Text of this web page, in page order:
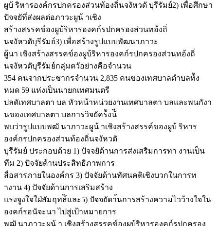
ผูบ้ ริหารองค์กรปกครองส่วนท้องถิ่นจงัหวดั บุรีรัมย์2) เพื่อศึกษา
ปัจจยัที่ส่งผลต่อภาวะผูน้ าเชิง
สร้างสรรคข์องผูบ้ริหารองคก์รปกครองส่วนทอ้งถิ่
นจงัหวดับุรีรัมย์3) เพื่อสร้างรูปแบบพัฒนาภาวะ
ผู้นา เชิงสร้างสรรคข์องผูบ้ริหารองคก์รปกครองส่วนทอ้งถิ่
นจงัหวดับุรีรัมย์กลุ่มตวัอย่างคือจำนวน
354 คนจากประชากรจำนวน 2,835 คนของเทศบาลตำบลท้ัง
หมด 59 แห่งเป็นนายกเทศมนตรี
ปลดัเทศบาลตา บล หัวหน้าหน่วยงานเทศบาลตา บลและพนกังา
นของเทศบาลตา บลการวิจยัคร้ังน้ี
พบว่ารูปแบบพฒั นาภาวะผูน้ าเชิงสร้างสรรค์ของผูบ้ ริหาร
องค์กรปกครองส่วนท้องถิ่นจงัหวดั
บุรีรัมย์ ประกอบด้วย 1) ปัจจยัด้านการส่งเสริมการทา งานเป็น
ทีม 2) ปัจจัยด้านประสิทธิภาพการ
สื่อสารภายในองค์กร 3) ปัจจัยด้านทัศนคติเชิงบวกในการท
างาน 4) ปัจจัยด้านการเสริมสร้าง
แรงจูงใจใฝ่สัมฤทธ์ิและ5) ปัจจยัดา้นการสร้างความไวว้างใจใน
องคก์รอนัจะนา ไปสู่เป้าหมายการ
พฒั นาภาวะผนู้ า เชิงสร้างสรรคข์องผบู้ริหารองคก์รปกครอง